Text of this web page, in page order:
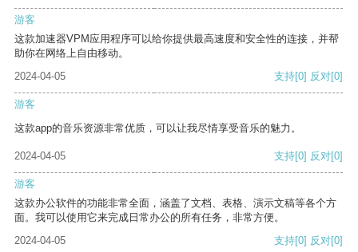
游客
这款加速器VPM应用程序可以给你提供最高速度和安全性的连接，并帮
助你在网络上自由移动。
2024-04-05
支持[0] 反对[0]
游客
这款app的音乐资源非常优质，可以让我尽情享受音乐的魅力。
2024-04-05 支持[0] 反对[0]
游客
这款办公软件的功能非常全面，涵盖了文档、表格、演示文稿等各个方
面。我可以使用它来完成日常办公的所有任务，非常方便。
2024-04-05
支持[0] 反对[0]